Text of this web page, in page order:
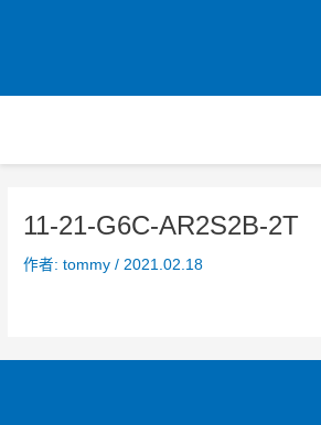
11-21-G6C-AR2S2B-2T
作者:tommy/ 2021.02.18